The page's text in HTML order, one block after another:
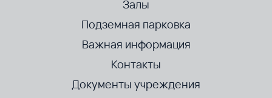
Залы
Подземная парковка
Важная информация
Контакты
Документы учреждения